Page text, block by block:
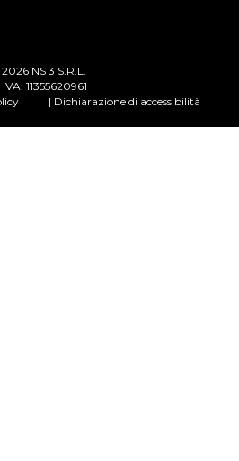
NS 3 S.R.L.
IVA: 11355620961
| Dichiarazione di accessibilità